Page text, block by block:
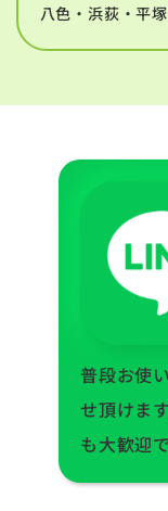
八色・浜荻・平
普段お使
せ頂けま
も大歓迎